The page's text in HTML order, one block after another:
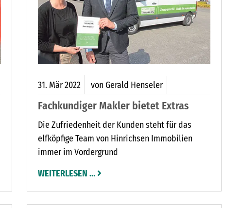
31. Mär2022 von Gerald Henseler
Fachkundiger Makler bietet Extras
Die Zufriedenheit der Kunden steht für das
elfköpfige Team von Hinrichsen Immobilien
immer im Vordergrund
WEITERLESEN …